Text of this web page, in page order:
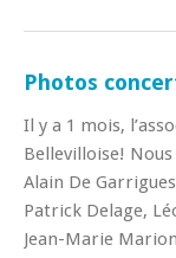
Photos
Il y a 1 mois,
Bellevilloise! Nous
Alain De
Patrick Delage,
Jean-Marie